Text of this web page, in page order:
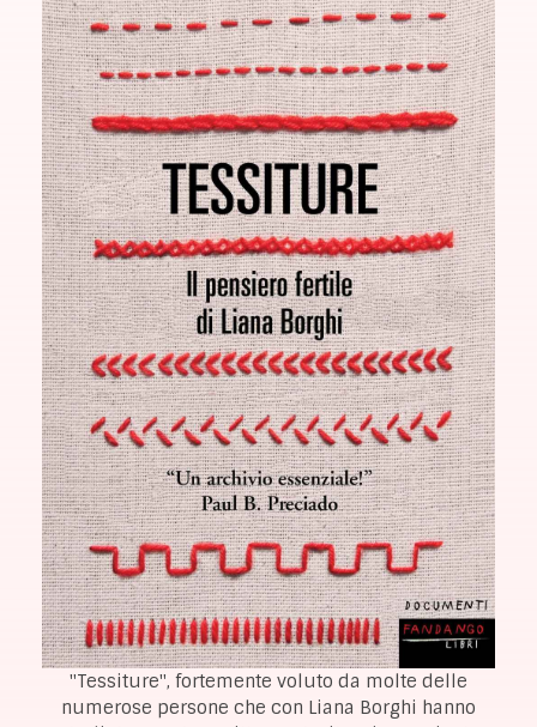
"Tessiture", fortemente voluto da molte delle
numerose persone che con Liana Borghi hanno